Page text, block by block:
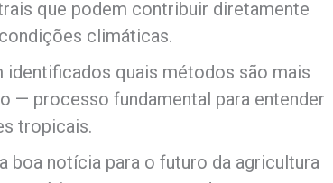
que podem contribuir diretamente
climáticas.
quais métodos são mais
— processo fundamental para entender
tropicais.
boa notícia para o futuro da agricultura